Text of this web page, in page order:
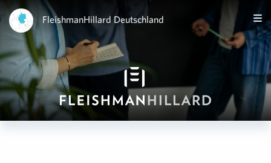
FleishmanHillard Deutschland